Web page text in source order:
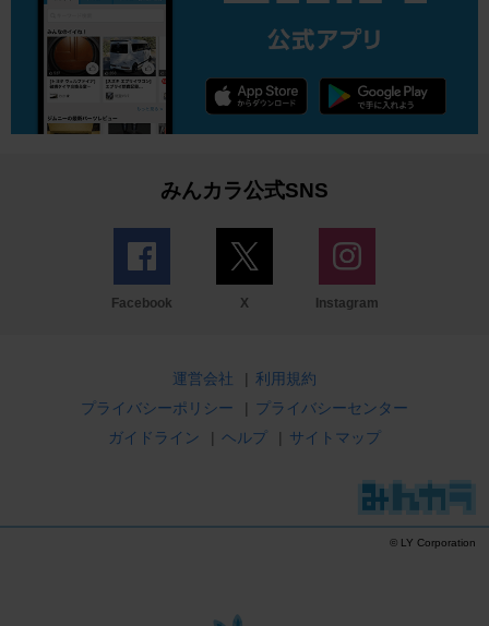
みんカラ公式SNS
Facebook X Instagram
運営会社 | 利用規約
プライバシーポリシー
| プライバシーセンター
ガイドライン
| ヘルプ | サイトマップ
© LY Corporation